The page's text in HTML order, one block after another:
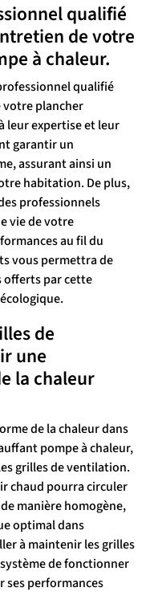
qualifié
de votre
à chaleur.
qualifié
votre plancher
leur expertise et leur
garantir un
assurant ainsi un
habitation. De plus,
professionnels
vie de votre
au fil du
vous permettra de
offerts par cette
de
une
la chaleur
de la chaleur dans
pompe à chaleur,
grilles de ventilation.
chaud pourra circuler
manière homogène,
optimal dans
à maintenir les grilles
de fonctionner
ses performances